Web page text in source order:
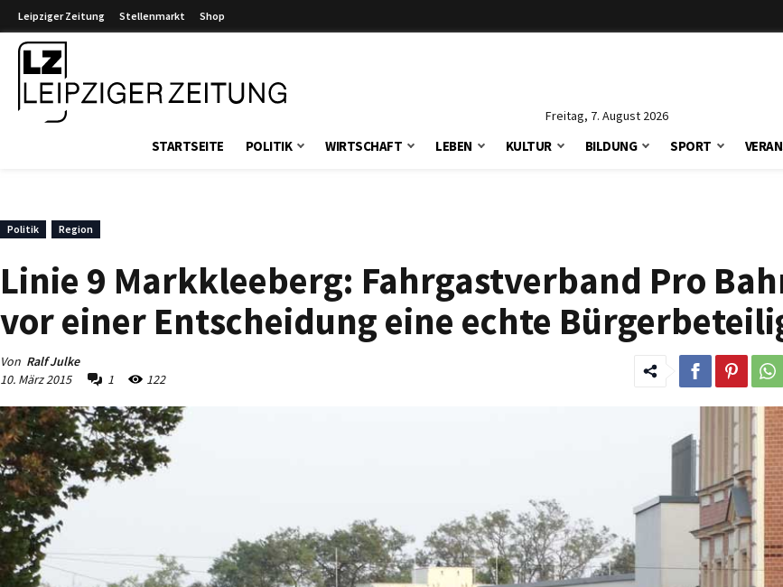
Leipziger Zeitung Stellenmarkt Shop
Freitag, 7. August 2026
STARTSEITE POLITIK WIRTSCHAFT LEBEN KULTUR BILDUNG SPORT
Politik Region
Linie 9 Markkleeberg: Fahrgastverband Pro
vor einer Entscheidung eine echte
Von Ralf Julke
10. März 2015
1 122